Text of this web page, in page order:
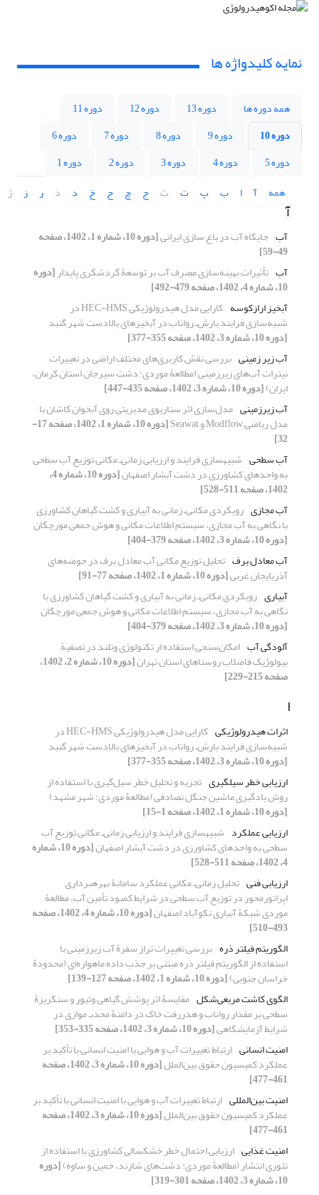
نمایه کلیدواژه ها
همه دوره ها دوره 13 دوره 12
دوره 11
دوره 10
دوره 9 دوره 8 دوره 7
دوره 6
دوره 5
دوره 4 دوره 3 دوره 2
دوره 1
همه
آ ا ب پ ت ث ج چ ح خ د ذ ر ز ژ
آ
آب جایگاه آب در باغ سازی ایرانی [دوره 10، شماره 1، 1402، صفحه
49-59]
آب تأثیرات بهینه‌‌‌‌سازی مصرف آب بر توسعۀ گردشگری پایدار[دوره
10، شماره 4، 1402، صفحه 479-492]
آبخیز ارازکوسه
کارایی مدل هیدرولوژیکی HEC-HMS در
شبیه‌سازی فرایند بارش‌ـ رواناب در آبخیزهای بالادست شهر گنبد
[دوره 10، شماره 3، 1402، صفحه 355-377]
آب زیر زمینی بررسی نقش کاربری‌های مختلف اراضی در تغییرات
نیترات آب‌های زیر‌زمینی (مطالعۀ موردی: دشت سیرجان استان کرمان،
ایران)[دوره 10، شماره 3، 1402، صفحه 435-447]
آب زیرزمینی مدل‌سازی اثر سناریوی مدیریتی روی آبخوان کاشان با
مدل ریاضی Modflow و Seawat [دوره 10، شماره 1، 1402، صفحه 17-
32]
آب سطحی شبیه‏سازی فرایند و ارزیابی زمانی‌ـ مکانی توزیع آب سطحی
به واحدهای کشاورزی در دشت آبشار اصفهان [دوره 10، شماره 4،
1402، صفحه 511-528]
آب مجازی رویکردی مکانی‌ـ زمانی به آبیاری و کشت گیاهان کشاورزی
با نگاهی به آب مجازی، سیستم اطلاعات مکانی و هوش جمعی مورچگان
[دوره 10، شماره 3، 1402، صفحه 379-404]
آب معادل برف تحلیل توزیع مکانی آب معادل برف در حوضه‌های
آذربایجان غربی[دوره 10، شماره 1، 1402، صفحه 77-91]
آبیاری رویکردی مکانی‌ـ زمانی به آبیاری و کشت گیاهان کشاورزی با
نگاهی به آب مجازی، سیستم اطلاعات مکانی و هوش جمعی مورچگان
[دوره 10، شماره 3، 1402، صفحه 379-404]
آلودگی آب امکان‌سنجی استفاده از تکنولوژی وتلند در تصفیة
بیولوژیک فاضلاب روستاهای استان تهران [دوره 10، شماره 2، 1402،
صفحه 215-229]
ا
اثرات هیدرولوژیکی کارایی مدل هیدرولوژیکی HEC-HMS در
شبیه‌سازی فرایند بارش‌ـ رواناب در آبخیزهای بالادست شهر گنبد
[دوره 10، شماره 3، 1402، صفحه 355-377]
ارزیابی خطر سیل‏گیری تجزیه و تحلیل خطر سیل‌گیری با استفاده از
روش‌ یادگیری ماشین جنگل تصادفی (مطالعۀ موردی: شهر مشهد)
[دوره 10، شماره 1، 1402، صفحه 1-15]
ارزیابی عملکرد شبیه‏سازی فرایند و ارزیابی زمانی‌ـ مکانی توزیع آب
سطحی به واحدهای کشاورزی در دشت آبشار اصفهان [دوره 10، شماره
4، 1402، صفحه 511-528]
ارزیابی فنی تحلیل زمانی‌ـ مکانی عملکرد سامانۀ بهره‏برداری
اپراتور‌محور در توزیع آب سطحی در شرایط کمبود تأمین آب، مطالعۀ
موردی شبکۀ آبیاری نکوآباد اصفهان [دوره 10، شماره 4، 1402، صفحه
493-510]
الگوریتم فیلتر ذره بررسی تغییرات تراز سفرۀ آب زیرزمینی با
استفاده از الگوریتم فیلتر ذره مبتنی بر جذب داده ماهواره‌ای (محدودۀ
خراسان جنوبی)[دوره 10، شماره 1، 1402، صفحه 127-139]
الگوی کاشت مربعی‌شکل مقایسۀ اثر پوشش گیاهی وتیور و سنگریزۀ
سطحی بر مقدار رواناب و هدررفت خاک در دامنۀ محدبـ موازی در
شرایط آزمایشگاهی[دوره 10، شماره 3، 1402، صفحه 335-353]
امنیت انسانی ارتباط تغییرات آب و هوایی با امنیت انسانی با تأکید بر
عملکرد کمیسیون حقوق بین‌الملل [دوره 10، شماره 3، 1402، صفحه
461-477]
امنیت بین‌المللی ارتباط تغییرات آب و هوایی با امنیت انسانی با تأکید بر
عملکرد کمیسیون حقوق بین‌الملل [دوره 10، شماره 3، 1402، صفحه
461-477]
امنیت غذایی ارزیابی احتمال خطر خشکسالی کشاورزی با استفاده از
تئوری انتشار (مطالعۀ موردی: دشت‌های شازند، خمین و ساوه)[دوره
10، شماره 3، 1402، صفحه 301-319]